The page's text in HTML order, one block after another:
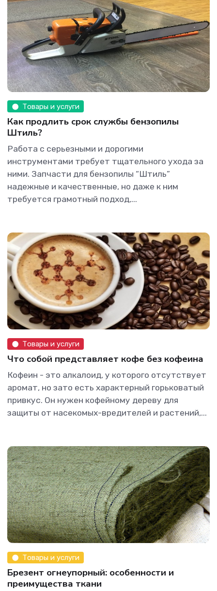
Товары и услуги
Как продлить срок службы бензопилы
Штиль?
Работа с серьезными и дорогими
инструментами требует тщательного ухода за
ними. Запчасти для бензопилы “Штиль”
надежные и качественные, но даже к ним
требуется грамотный подход,...
Товары и услуги
Что собой представляет кофе без кофеина
Кофеин - это алкалоид, у которого отсутствует
аромат, но зато есть характерный горьковатый
привкус. Он нужен кофейному дереву для
защиты от насекомых-вредителей и растений,...
Товары и услуги
Брезент огнеупорный: особенности и
преимущества ткани